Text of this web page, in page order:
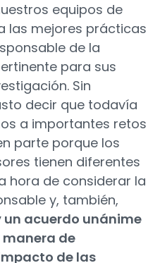
equipos de
las mejores prácticas
de la
para sus
Sin
decir que todavía
a importantes retos
parte porque los
tienen diferentes
hora de considerar la
y, también,
un acuerdo unánime
manera de
de las